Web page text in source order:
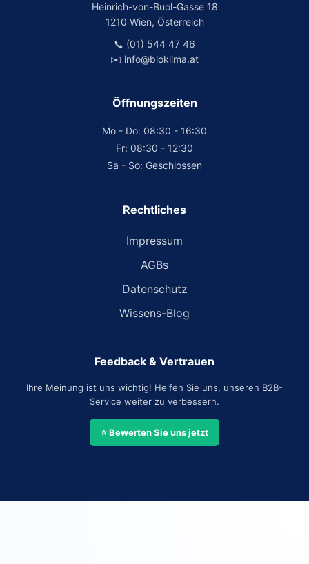
Heinrich-von-Buol-Gasse 18
1210 Wien, Österreich
📞 (01) 544 47 46
✉️ info@bioklima.at
Öffnungszeiten
Mo - Do: 08:30 - 16:30
Fr: 08:30 - 12:30
Sa - So: Geschlossen
Rechtliches
Impressum
AGBs
Datenschutz
Wissens-Blog
Feedback & Vertrauen
Ihre Meinung ist uns wichtig! Helfen Sie uns, unseren B2B-
Service weiter zu verbessern.
⭐ Bewerten Sie uns jetzt